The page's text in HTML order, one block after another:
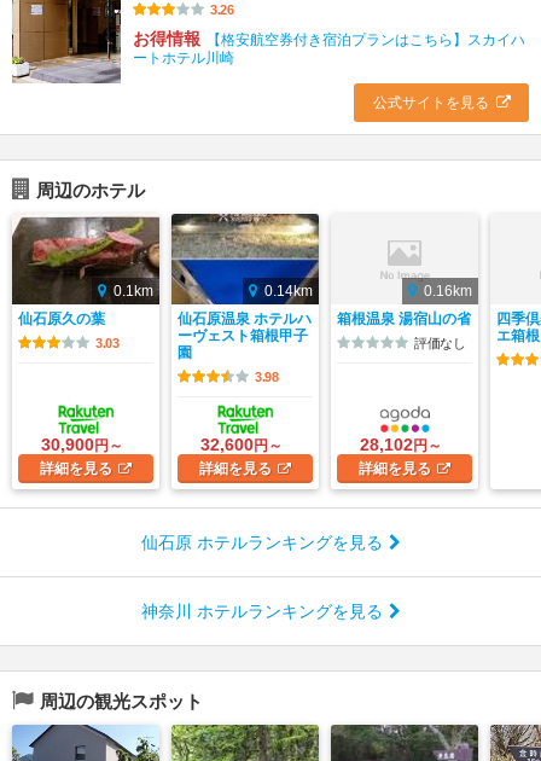
3.26
お得情報
【格安航空券付き宿泊プランはこちら】スカイハ
ートホテル川崎
公式サイトを見る
周辺のホテル
0.1km
仙石原久の葉
3.03
30,900円～
詳細を見る
0.14km
仙石原温泉 ホテルハ
ーヴェスト箱根甲子
園
3.98
32,600円～
詳細を見る
0.16km
箱根温泉 湯宿山の省
評価なし
28,102円～
詳細を見る
四季
エ箱根
仙石原 ホテルランキングを見る
神奈川 ホテルランキングを見る
周辺の観光スポット